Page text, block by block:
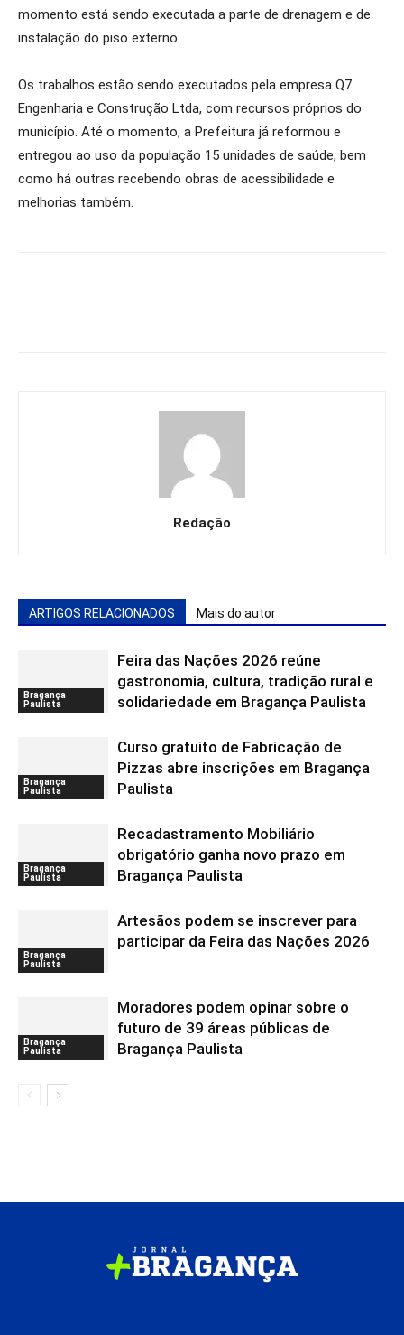
momento está sendo executada a parte de drenagem e de
instalação do piso externo.
Os trabalhos estão sendo executados pela empresa Q7
Engenharia e Construção Ltda, com recursos próprios do
município. Até o momento, a Prefeitura já reformou e
entregou ao uso da população 15 unidades de saúde, bem
como há outras recebendo obras de acessibilidade e
melhorias também.
Redação
ARTIGOS RELACIONADOS Mais do autor
Bragança
Paulista
Feira das Nações 2026 reúne
gastronomia, cultura, tradição rural e
solidariedade em Bragança Paulista
Bragança
Paulista
Curso gratuito de Fabricação de
Pizzas abre inscrições em Bragança
Paulista
Bragança
Paulista
Recadastramento Mobiliário
obrigatório ganha novo prazo em
Bragança Paulista
Bragança
Paulista
Artesãos podem se inscrever para
participar da Feira das Nações 2026
Bragança
Paulista
Moradores podem opinar sobre o
futuro de 39 áreas públicas de
Bragança Paulista